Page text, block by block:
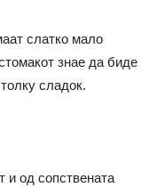
слатко мало
знае да биде
сладок.
и од сопствената